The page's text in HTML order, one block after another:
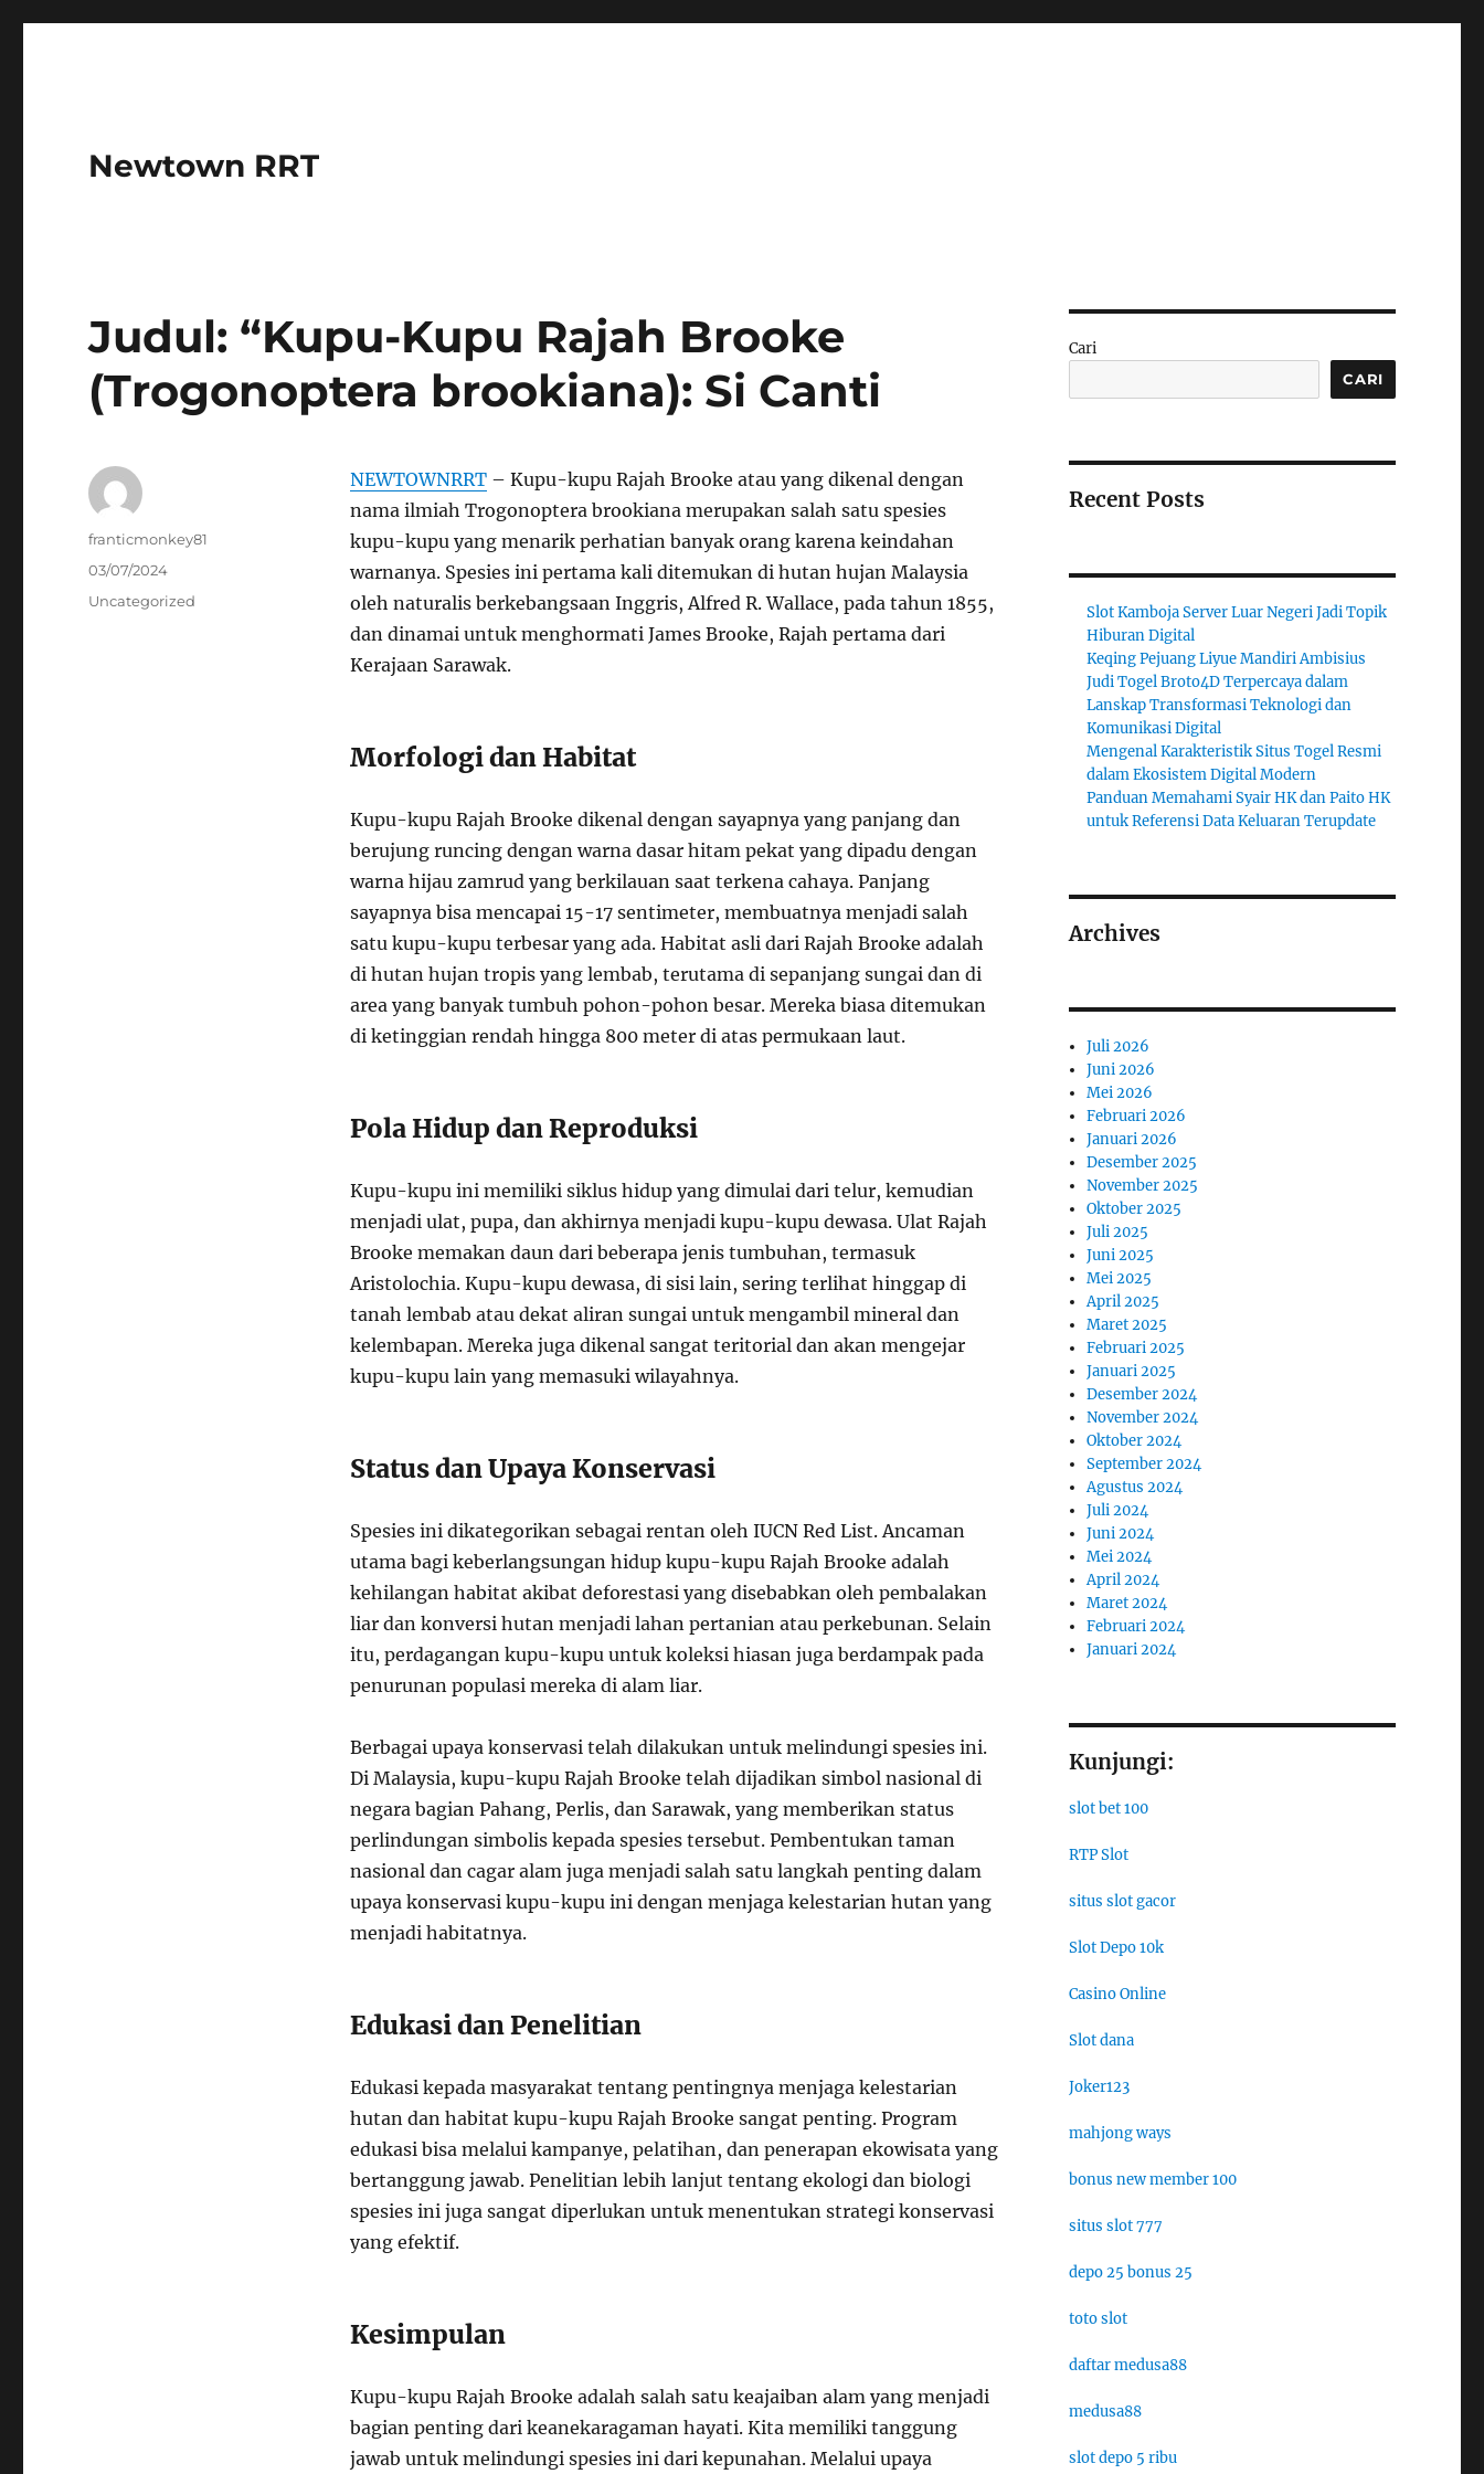
Newtown RRT
Judul: “Kupu-Kupu Rajah Brooke
(Trogonoptera brookiana): Si Canti
NEWTOWNRRT– Kupu-kupu Rajah Brooke atau yang dikenal dengan
nama ilmiah Trogonoptera brookiana merupakan salah satu spesies
kupu-kupu yang menarik perhatian banyak orang karena keindahan
warnanya. Spesies ini pertama kali ditemukan di hutan hujan Malaysia
oleh naturalis berkebangsaan Inggris, Alfred R. Wallace, pada tahun 1855,
dan dinamai untuk menghormati James Brooke, Rajah pertama dari
Kerajaan Sarawak.
Morfologi dan Habitat
Kupu-kupu Rajah Brooke dikenal dengan sayapnya yang panjang dan
berujung runcing dengan warna dasar hitam pekat yang dipadu dengan
warna hijau zamrud yang berkilauan saat terkena cahaya. Panjang
sayapnya bisa mencapai 15-17 sentimeter, membuatnya menjadi salah
satu kupu-kupu terbesar yang ada. Habitat asli dari Rajah Brooke adalah
di hutan hujan tropis yang lembab, terutama di sepanjang sungai dan di
area yang banyak tumbuh pohon-pohon besar. Mereka biasa ditemukan
di ketinggian rendah hingga 800 meter di atas permukaan laut.
Pola Hidup dan Reproduksi
Kupu-kupu ini memiliki siklus hidup yang dimulai dari telur, kemudian
menjadi ulat, pupa, dan akhirnya menjadi kupu-kupu dewasa. Ulat Rajah
Brooke memakan daun dari beberapa jenis tumbuhan, termasuk
Aristolochia. Kupu-kupu dewasa, di sisi lain, sering terlihat hinggap di
tanah lembab atau dekat aliran sungai untuk mengambil mineral dan
kelembapan. Mereka juga dikenal sangat teritorial dan akan mengejar
kupu-kupu lain yang memasuki wilayahnya.
Status dan Upaya Konservasi
Spesies ini dikategorikan sebagai rentan oleh IUCN Red List. Ancaman
utama bagi keberlangsungan hidup kupu-kupu Rajah Brooke adalah
kehilangan habitat akibat deforestasi yang disebabkan oleh pembalakan
liar dan konversi hutan menjadi lahan pertanian atau perkebunan. Selain
itu, perdagangan kupu-kupu untuk koleksi hiasan juga berdampak pada
penurunan populasi mereka di alam liar.
Berbagai upaya konservasi telah dilakukan untuk melindungi spesies ini.
Di Malaysia, kupu-kupu Rajah Brooke telah dijadikan simbol nasional di
negara bagian Pahang, Perlis, dan Sarawak, yang memberikan status
perlindungan simbolis kepada spesies tersebut. Pembentukan taman
nasional dan cagar alam juga menjadi salah satu langkah penting dalam
upaya konservasi kupu-kupu ini dengan menjaga kelestarian hutan yang
menjadi habitatnya.
Edukasi dan Penelitian
Edukasi kepada masyarakat tentang pentingnya menjaga kelestarian
hutan dan habitat kupu-kupu Rajah Brooke sangat penting. Program
edukasi bisa melalui kampanye, pelatihan, dan penerapan ekowisata yang
bertanggung jawab. Penelitian lebih lanjut tentang ekologi dan biologi
spesies ini juga sangat diperlukan untuk menentukan strategi konservasi
yang efektif.
Kesimpulan
Kupu-kupu Rajah Brooke adalah salah satu keajaiban alam yang menjadi
bagian penting dari keanekaragaman hayati. Kita memiliki tanggung
jawab untuk melindungi spesies ini dari kepunahan. Melalui upaya
Author
franticmonkey81
Posted
03/07/2024
Categories
Uncategorized
Cari
CARI
Recent Posts
Slot Kamboja Server Luar Negeri Jadi Topik
Hiburan Digital
Keqing Pejuang Liyue Mandiri Ambisius
Judi Togel Broto4D Terpercaya dalam
Lanskap Transformasi Teknologi dan
Komunikasi Digital
Mengenal Karakteristik Situs Togel Resmi
dalam Ekosistem Digital Modern
Panduan Memahami Syair HK dan Paito HK
untuk Referensi Data Keluaran Terupdate
Archives
Juli 2026
Juni 2026
Mei 2026
Februari 2026
Januari 2026
Desember 2025
November 2025
Oktober 2025
Juli 2025
Juni 2025
Mei 2025
April 2025
Maret 2025
Februari 2025
Januari 2025
Desember 2024
November 2024
Oktober 2024
September 2024
Agustus 2024
Juli 2024
Juni 2024
Mei 2024
April 2024
Maret 2024
Februari 2024
Januari 2024
Kunjungi:
slot bet 100
RTP Slot
situs slot gacor
Slot Depo 10k
Casino Online
Slot dana
Joker123
mahjong ways
bonus new member 100
situs slot 777
depo 25 bonus 25
toto slot
daftar medusa88
medusa88
slot depo 5 ribu